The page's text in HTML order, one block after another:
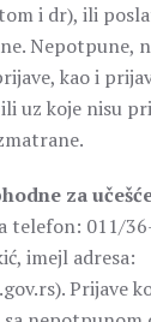
i dr), ili
Nepotpune,
kao i
uz koje nisu
za
telefon: 011/
imejl adresa:
Prijave